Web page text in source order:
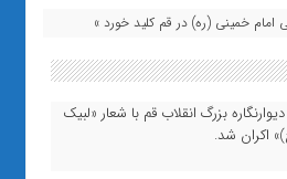
خمینی (ره) در قم کلید خورد »
بزرگ انقلاب قم با شعار «لبیک
اکران شد.